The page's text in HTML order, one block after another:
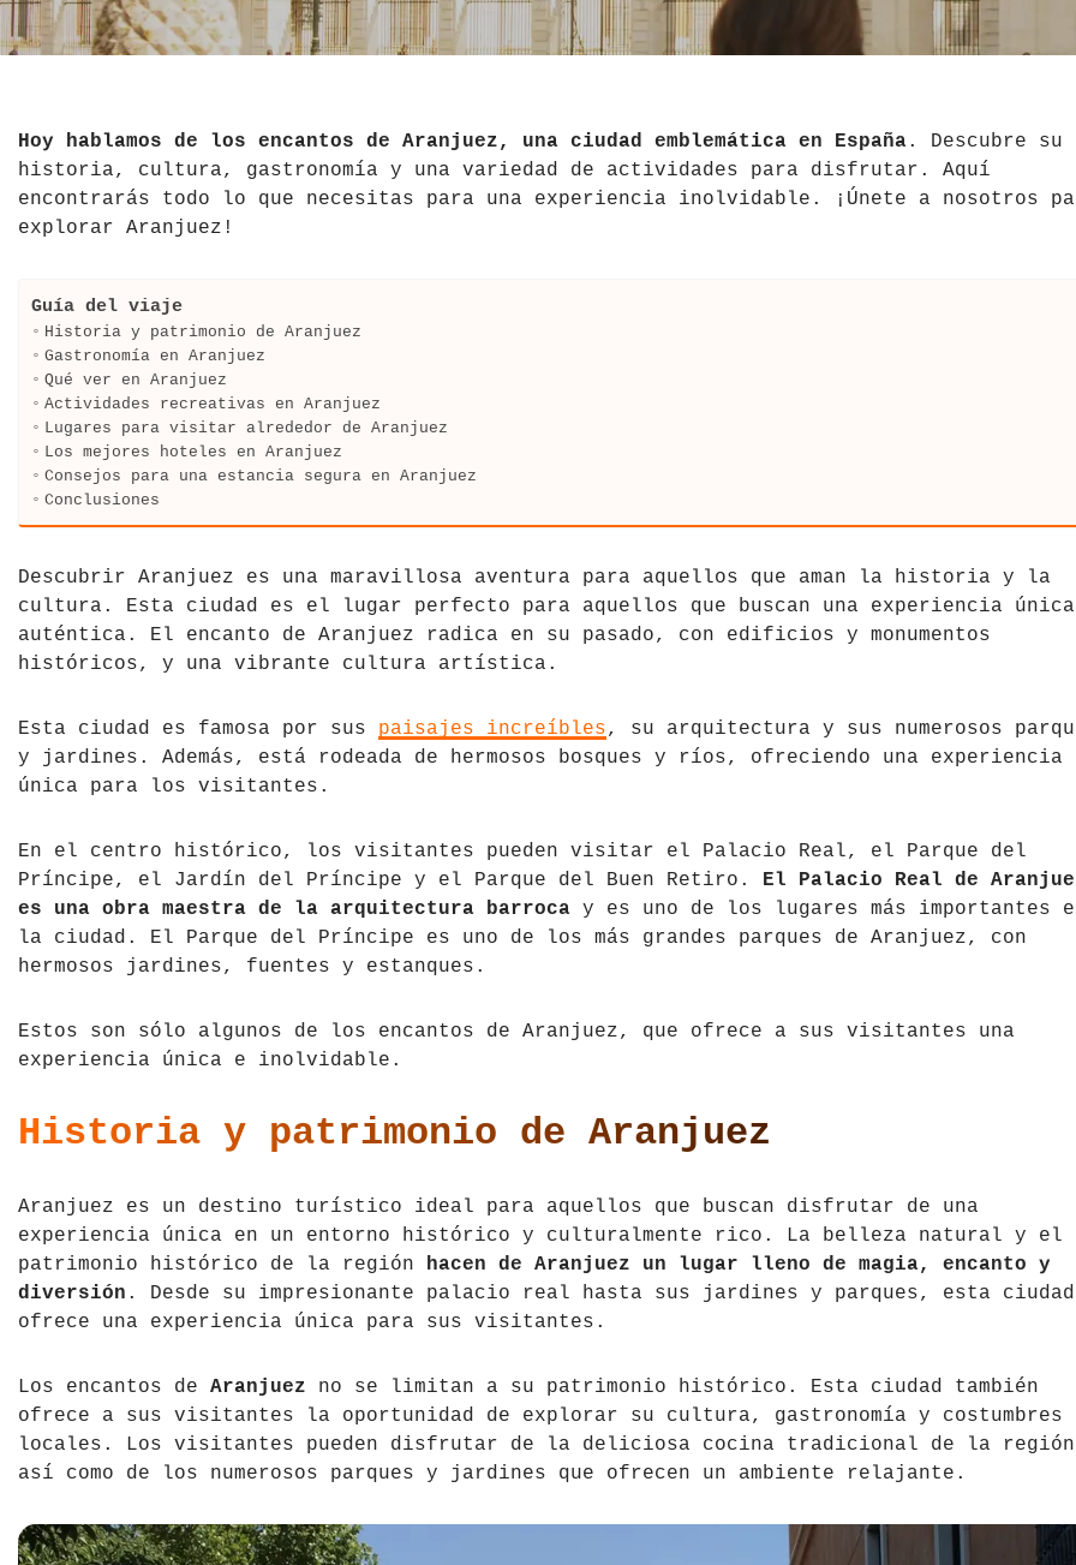
El Salvador
Hawái
México
Paraguay
Perú
República Dominicana
Venezuela
Jordania
La India
Madagascar
Maldivas
Mongolia
Nepal
Qatar
Tíbet
Vietnam
Croacia
Escocia
Eslovenia
Finlandia
Francia
Grecia
Hungría
Irlanda
Islandia
Letonia
Liechtenstein
Macedonia del Norte
Noruega
Polonia
República Checa
Serbia
Suecia
Suiza
Turquía
Ucrania
Hoy hablamos de los encantos de Aranjuez, una ciudad emblemática en España. Descubre su
historia, cultura, gastronomía y una variedad de actividades para disfrutar. Aquí
encontrarás todo lo que necesitas para una experiencia inolvidable. ¡Únete a nosotros
explorar Aranjuez!
Guía del viaje
Historia y patrimonio de Aranjuez
Gastronomía en Aranjuez
Qué ver en Aranjuez
Actividades recreativas en Aranjuez
Lugares para visitar alrededor de Aranjuez
Los mejores hoteles en Aranjuez
Consejos para una estancia segura en Aranjuez
Conclusiones
Descubrir Aranjuez es una maravillosa aventura para aquellos que aman la historia y la
cultura. Esta ciudad es el lugar perfecto para aquellos que buscan una experiencia
auténtica. El encanto de Aranjuez radica en su pasado, con edificios y monumentos
históricos, y una vibrante cultura artística.
Esta ciudad es famosa por sus paisajes increíbles, su arquitectura y sus numerosos
y jardines. Además, está rodeada de hermosos bosques y ríos, ofreciendo una experiencia
única para los visitantes.
En el centro histórico, los visitantes pueden visitar el Palacio Real, el Parque del
Príncipe, el Jardín del Príncipe y el Parque del Buen Retiro. El Palacio Real de
es una obra maestra de la arquitectura barroca y es uno de los lugares más importantes
la ciudad. El Parque del Príncipe es uno de los más grandes parques de Aranjuez, con
hermosos jardines, fuentes y estanques.
Estos son sólo algunos de los encantos de Aranjuez, que ofrece a sus visitantes una
experiencia única e inolvidable.
Historia y patrimonio de Aranjuez
Aranjuez es un destino turístico ideal para aquellos que buscan disfrutar de una
experiencia única en un entorno histórico y culturalmente rico. La belleza natural y el
patrimonio histórico de la región hacen de Aranjuez un lugar lleno de magia, encanto y
diversión . Desde su impresionante palacio real hasta sus jardines y parques, esta ciudad
ofrece una experiencia única para sus visitantes.
Los encantos de Aranjuez no se limitan a su patrimonio histórico. Esta ciudad también
ofrece a sus visitantes la oportunidad de explorar su cultura, gastronomía y costumbres
locales. Los visitantes pueden disfrutar de la deliciosa cocina tradicional de la
así como de los numerosos parques y jardines que ofrecen un ambiente relajante.